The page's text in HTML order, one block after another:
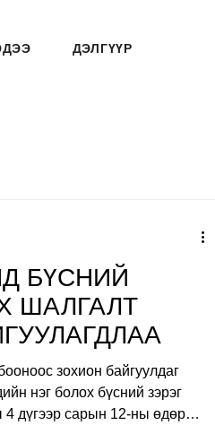
ДЭЛГҮҮР
БҮСНИЙ
ШАЛГАЛТ
зохион байгуулдаг
нэг болох бүсний зэрэг
4 дүгээр сарын 12-ны өдөр